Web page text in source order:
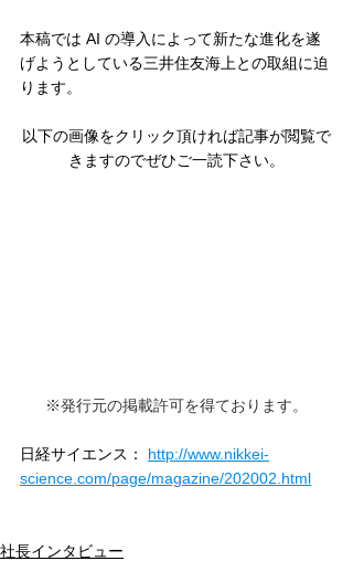
本稿では AI の導入によって新たな進化を遂
げようとしている三井住友海上との取組に迫
ります。
以下の画像をクリック頂ければ記事が閲覧で
きますのでぜひご一読下さい。
※発行元の掲載許可を得ております。
日経サイエンス： http://www.nikkei-
science.com/page/magazine/202002.html
社長インタビュー